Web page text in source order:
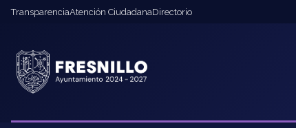
TransparenciaAtención CiudadanaDirectorio